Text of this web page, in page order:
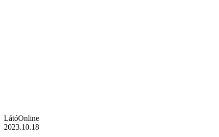
LátóOnline
2023.10.18